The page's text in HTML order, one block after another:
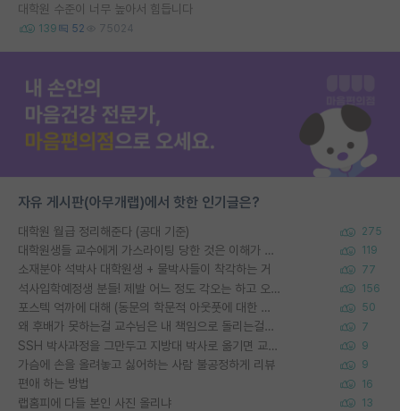
대학원 수준이 너무 높아서 힘듭니다
139 52 75024
자유 게시판(아무개랩)에서 핫한 인기글은?
대학원 월급 정리해준다 (공대 기준) 275
대학원생들 교수에게 가스라이팅 당한 것은 이해가 갑니다. 안타깝네요. 119
소재분야 석박사 대학원생 + 물박사들이 착각하는 거 77
석사입학예정생 분들! 제발 어느 정도 각오는 하고 오세요. 156
포스텍 억까에 대해 (동문의 학문적 아웃풋에 대한 반박) 50
왜 후배가 못하는걸 교수님은 내 책임으로 돌리는걸까요? 7
SSH 박사과정을 그만두고 지방대 박사로 옮기면 교수의 꿈은 끝일까요? 9
가슴에 손을 올려놓고 싫어하는 사람 불공정하게 리뷰 9
편애 하는 방법 16
랩홈피에 다들 본인 사진 올리냐 13